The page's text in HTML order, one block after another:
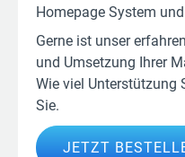
Homepage System
Gerne ist unser
und Umsetzung Ihrer
Wie viel Unterstützung
Sie.
JETZT